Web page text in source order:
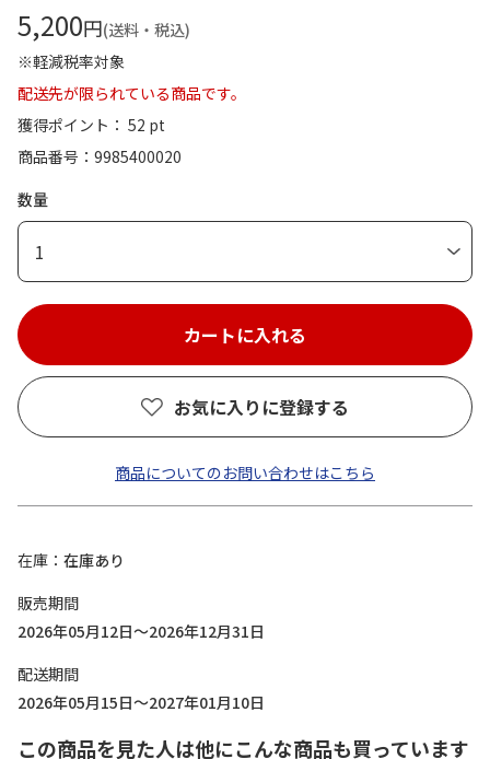
5,200円(送料・税込)
※軽減税率対象
配送先が限られている商品です。
獲得ポイント： 52 pt
商品番号
9985400020
数量
1
お気に入りに登録する
商品についてのお問い合わせはこちら
在庫
在庫あり
販売期間
2026年05月12日～2026年12月31日
配送期間
2026年05月15日～2027年01月10日
この商品を見た人は他にこんな商品も買っています